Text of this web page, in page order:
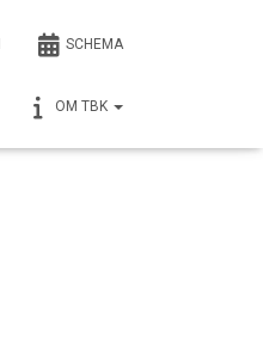
SCHEMA
OM TBK